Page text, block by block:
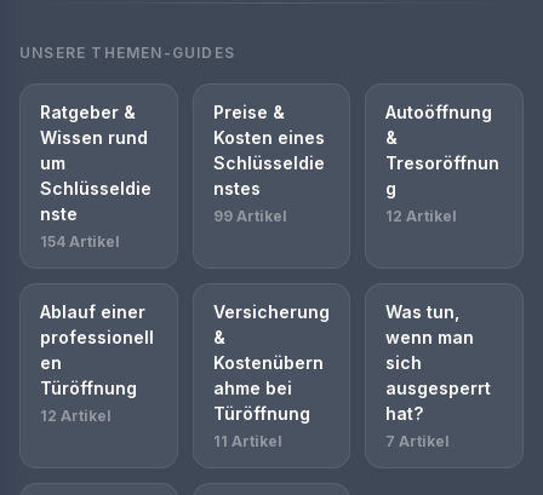
UNSERE THEMEN-GUIDES
Ratgeber &
Wissen rund
um
Schlüsseldie
nste
154 Artikel
Preise &
Kosten eines
Schlüsseldie
nstes
99 Artikel
Autoöffnung
&
Tresoröffnun
g
12 Artikel
Ablauf einer
professionell
en
Türöffnung
12 Artikel
Versicherung
&
Kostenübern
ahme bei
Türöffnung
11 Artikel
Was tun,
wenn man
sich
ausgesperrt
hat?
7 Artikel